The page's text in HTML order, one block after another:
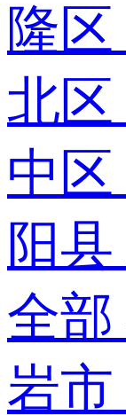
隆区
北区
中区
阳县
全部
岩市